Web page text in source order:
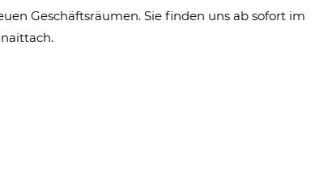
Geschäftsräumen. Sie finden uns ab sofort im